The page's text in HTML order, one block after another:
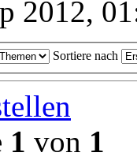
2012,
Sortiere nach
1 von 1